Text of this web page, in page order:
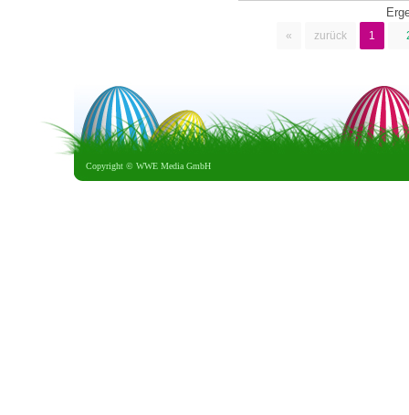
« zurück 1
Copyright © WWE Media GmbH